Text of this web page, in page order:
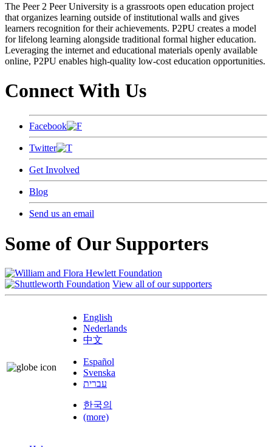
The Peer 2 Peer University is a grassroots open education project
that organizes learning outside of institutional walls and gives
learners recognition for their achievements. P2PU creates a model
for lifelong learning alongside traditional formal higher education.
Leveraging the internet and educational materials openly available
online, P2PU enables high-quality low-cost education opportunities.
Connect With Us
Facebook
Twitter
Get Involved
Blog
Send us an email
Some of Our Supporters
View all of our supporters
English
Nederlands
中文
Español
Svenska
עברית
한국의
(more)